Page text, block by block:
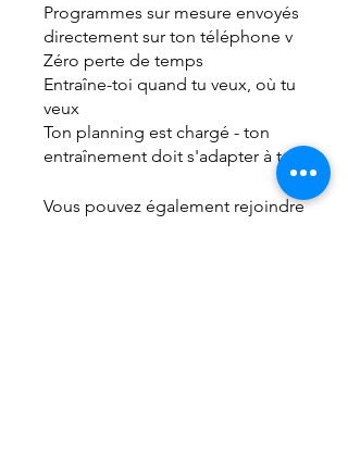
Programmes sur mesure envoyés
directement sur ton téléphone v
Zéro perte de temps
Entraîne-toi quand tu veux, où tu
veux
Ton planning est chargé - ton
entraînement doit s'adapter à toi.
Vous pouvez également rejoindre